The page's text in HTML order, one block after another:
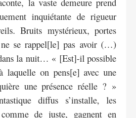
inquiétante de rigueur
Bruits mystérieux, portes
ne se rappel[le] pas avoir (…)
la nuit… « [Est]-il possible
laquelle on pens[e] avec une
une présence réelle ? »
diffus s’installe, les
de juste, gagnent en